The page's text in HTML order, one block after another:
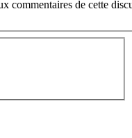
commentaires de cette